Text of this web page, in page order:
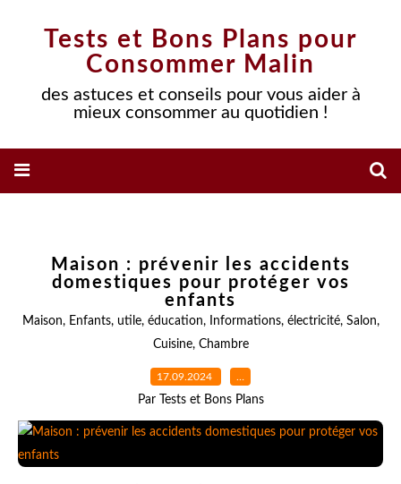
Tests et Bons Plans pour
Consommer Malin
des astuces et conseils pour vous aider à
mieux consommer au quotidien !
Maison : prévenir les accidents
domestiques pour protéger vos
enfants
Maison, Enfants, utile, éducation, Informations, électricité, Salon,
Cuisine, Chambre
17.09.2024 …
Par Tests et Bons Plans